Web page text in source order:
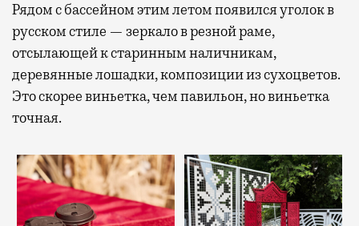
Рядом с бассейном этим летом появился уголок в
русском стиле — зеркало в резной раме,
отсылающей к старинным наличникам,
деревянные лошадки, композиции из сухоцветов.
Это скорее виньетка, чем павильон, но виньетка
точная.